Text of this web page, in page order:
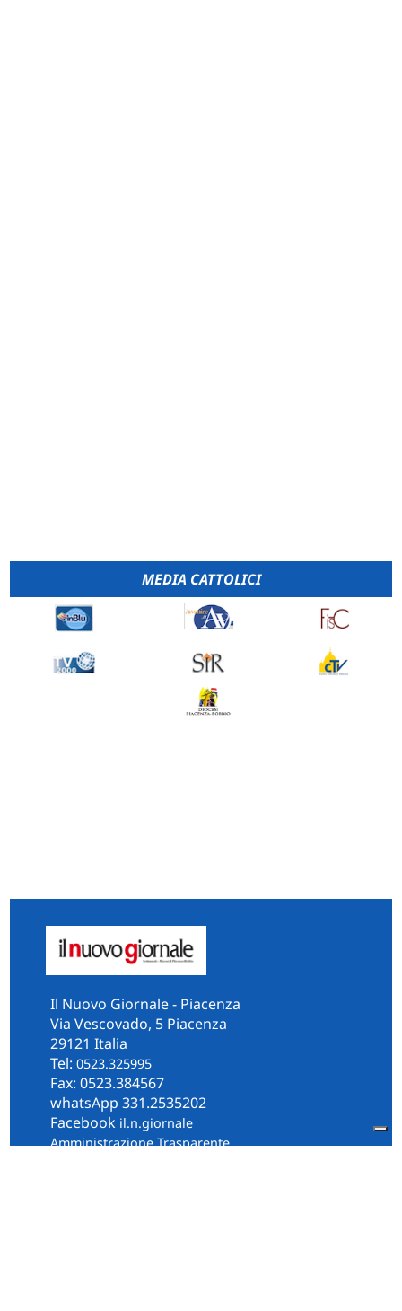
MEDIA CATTOLICI
Il Nuovo Giornale - Piacenza
Via Vescovado, 5 Piacenza
29121 Italia
Tel: 0523.325995
Fax: 0523.384567
whatsApp 331.2535202
Facebook il.n.giornale
Amministrazione Trasparente